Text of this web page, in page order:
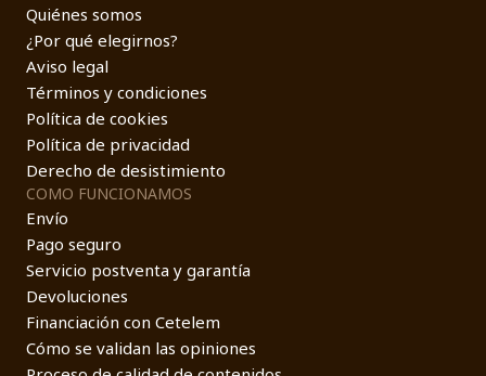
Quiénes somos
¿Por qué elegirnos?
Aviso legal
Términos y condiciones
Política de cookies
Política de privacidad
Derecho de desistimiento
COMO FUNCIONAMOS
Envío
Pago seguro
Servicio postventa y garantía
Devoluciones
Financiación con Cetelem
Cómo se validan las opiniones